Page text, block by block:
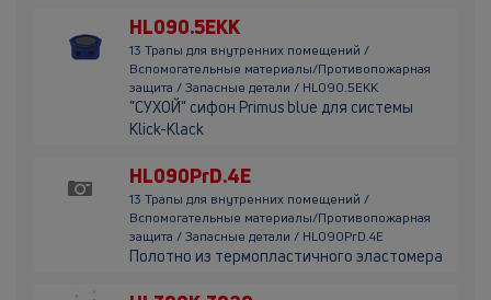
HL090.5EKK
13 Трапы для внутренних помещений /
Вспомогательные материалы/Противопожарная
защита / Запасные детали / HL090.5EKK
"СУХОЙ" сифон Primus blue для системы
Klick-Klack
HL090PrD.4E
13 Трапы для внутренних помещений /
Вспомогательные материалы/Противопожарная
защита / Запасные детали / HL090PrD.4E
Полотно из термопластичного эластомера